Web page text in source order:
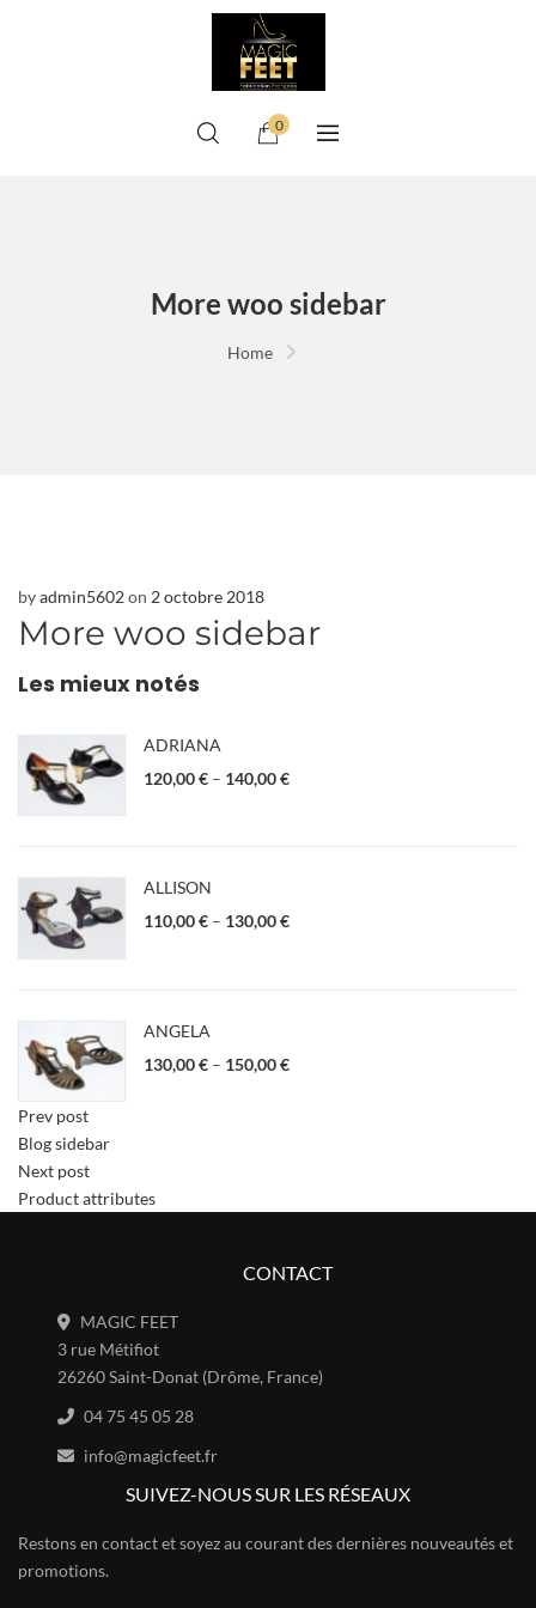
0
More woo sidebar
Home
byadmin5602on 2 octobre 2018
More woo sidebar
Les mieux notés
ADRIANA
120,00€ – 140,00€
ALLISON
110,00€ – 130,00€
ANGELA
130,00€ – 150,00€
Prev post
Blog sidebar
Next post
Product attributes
CONTACT
MAGIC FEET
3 rue Métifiot
26260 Saint-Donat (Drôme, France)
04 75 45 05 28
info@magicfeet.fr
SUIVEZ-NOUS SUR LES RÉSEAUX
Restons en contact et soyez au courant des dernières nouveautés et
promotions.